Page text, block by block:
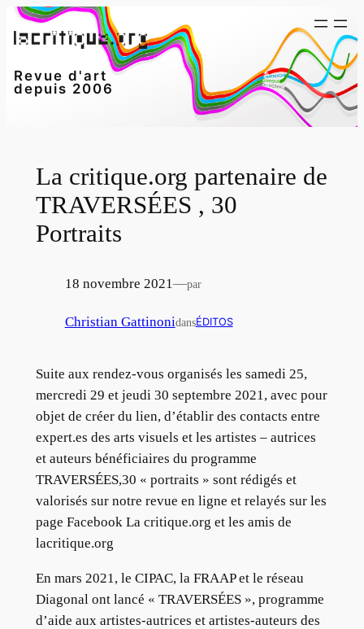
Aller
au
Revue d'art
depuis 2006
La critique.org partenaire de
TRAVERSÉES , 30
Portraits
18 novembre 2021—par
Christian GattinonidansÉDITOS
Suite aux rendez-vous organisés les samedi 25,
mercredi 29 et jeudi 30 septembre 2021, avec pour
objet de créer du lien, d’établir des contacts entre
expert.es des arts visuels et les artistes – autrices
et auteurs bénéficiaires du programme
TRAVERSÉES,30 « portraits » sont rédigés et
valorisés sur notre revue en ligne et relayés sur les
page Facebook La critique.org et les amis de
lacritique.org
En mars 2021, le CIPAC, la FRAAP et le réseau
Diagonal ont lancé « TRAVERSÉES », programme
d’aide aux artistes-autrices et artistes-auteurs des